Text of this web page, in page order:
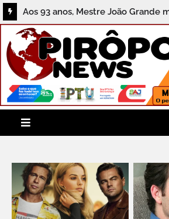
Aos 93 anos, Mestre João Grande
oficina hoje (7) e é tema de painel
8º Rede Capoeira